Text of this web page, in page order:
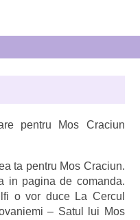
pentru Mos Craciun
ta pentru Mos Craciun.
in pagina de comanda.
o vor duce La Cercul
– Satul lui Mos